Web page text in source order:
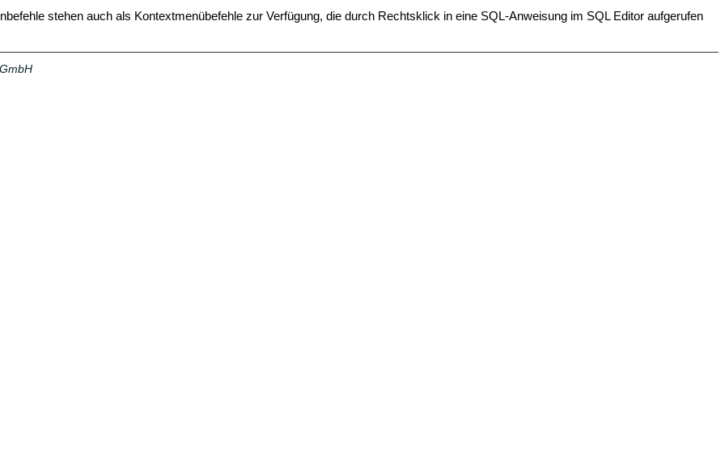
stehen auch als Kontextmenübefehle zur Verfügung, die durch Rechtsklick in eine SQL-Anweisung im SQL Editor aufgerufen